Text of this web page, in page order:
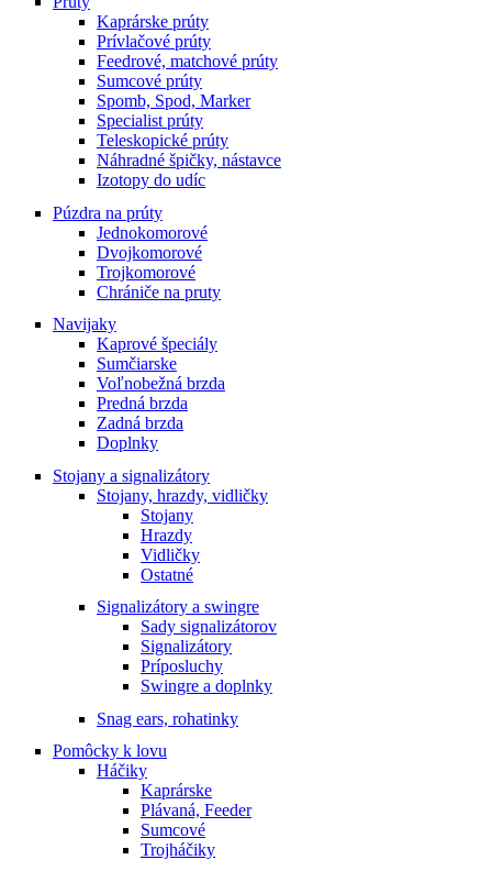
options
may
be
chosen
on
the
product
page
Kaprárske prúty
Prívlačové prúty
Feedrové, matchové prúty
Sumcové prúty
Spomb, Spod, Marker
Specialist prúty
Teleskopické prúty
Náhradné špičky, nástavce
Izotopy do udíc
Púzdra na prúty
Jednokomorové
Dvojkomorové
Trojkomorové
Chrániče na pruty
Navijaky
Kaprové špeciály
Sumčiarske
Voľnobežná brzda
Predná brzda
Zadná brzda
Doplnky
Stojany a signalizátory
Stojany, hrazdy, vidličky
Stojany
Hrazdy
Vidličky
Ostatné
Signalizátory a swingre
Sady signalizátorov
Signalizátory
Príposluchy
Swingre a doplnky
Snag ears, rohatinky
Pomôcky k lovu
Háčiky
Kaprárske
Plávaná, Feeder
Sumcové
Trojháčiky